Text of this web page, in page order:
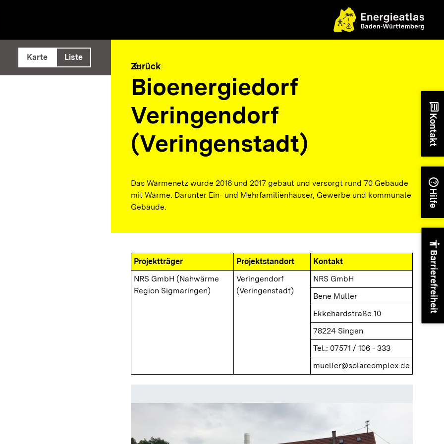
ausführen
Karte Liste
arrow_back
Zurück
Bioenergiedorf
Veringendorf
(Veringenstadt)
Das Wärmenetz wurde 2016 und 2017 gebaut und versorgt rund 70 Gebäude
mit Wärme. Darunter Ein- und Mehrfamilienhäuser, Gewerbe und kommunale
Gebäude.
Projektträger Projektstandort
Kontakt
NRS GmbH (Nahwärme
Region Sigmaringen)
Veringendorf
(Veringenstadt)
NRS GmbH
Bene Müller
Ekkehardstraße 10
78224 Singen
Tel.: 07571 / 106 - 333
mueller@solarcomplex.de
chat
Kontakt
help
Hilfe
accessibility
Barrierefreiheit